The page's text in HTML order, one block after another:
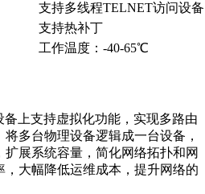
支持多线程TELNET访问设备
支持热补丁
工作温度：-40-65℃
上支持虚拟化功能，实现多路由
多台物理设备逻辑成一台设备，
展系统容量，简化网络拓扑和网
大幅降低运维成本，提升网络的